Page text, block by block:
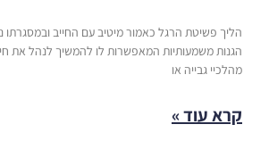
הליך פשיטת הרגל כאמור מיטיב עם החייב
הגנות משמעותיות המאפשרות לו להמשיך לנהל את
מהלכיי גבייה או
קרא עוד »